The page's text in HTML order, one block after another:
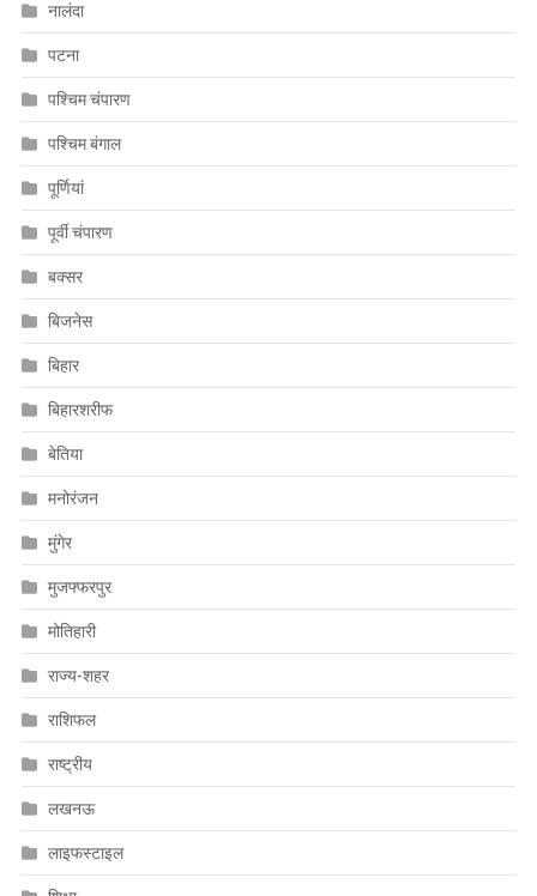
नालंदा
पटना
पश्चिम चंपारण
पश्चिम बंगाल
पूर्णियां
पूर्वी चंपारण
बक्सर
बिजनेस
बिहार
बिहारशरीफ
बेतिया
मनोरंजन
मुंगेर
मुजफ्फरपुर
मोतिहारी
राज्य-शहर
राशिफल
राष्ट्रीय
लखनऊ
लाइफस्टाइल